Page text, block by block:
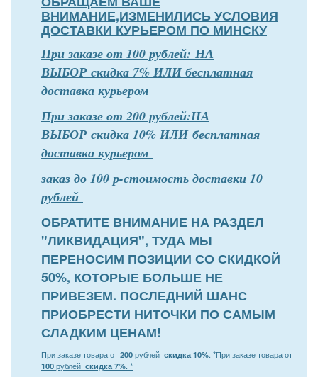
ВНИМАНИЕ,ИЗМЕНИЛИСЬ УСЛОВИЯ
ДОСТАВКИ КУРЬЕРОМ ПО МИНСКУ
При заказе от 100 рублей: НА
ВЫБОР скидка 7% ИЛИ бесплатная
доставка курьером
При заказе от 200 рублей:НА
ВЫБОР скидка 10% ИЛИ бесплатная
доставка курьером
заказ до 100 р-стоимость доставки 10
рублей
ОБРАТИТЕ ВНИМАНИЕ НА РАЗДЕЛ
"ЛИКВИДАЦИЯ", ТУДА МЫ
ПЕРЕНОСИМ ПОЗИЦИИ СО СКИДКОЙ
50%, КОТОРЫЕ БОЛЬШЕ НЕ
ПРИВЕЗЕМ. ПОСЛЕДНИЙ ШАНС
ПРИОБРЕСТИ НИТОЧКИ ПО САМЫМ
СЛАДКИМ ЦЕНАМ!
При заказе товара от200рублей скидка 10%. *При заказе товара от
100рублей скидка 7%. *